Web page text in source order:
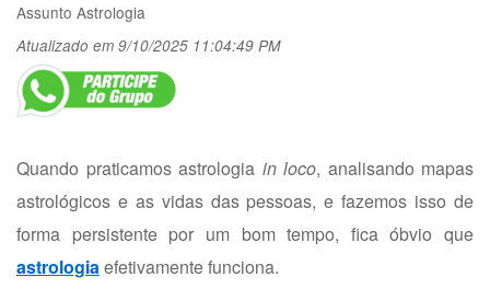
Assunto Astrologia
Atualizado em 9/10/2025 11:04:49 PM
Quando praticamos astrologia in loco, analisando mapas
astrológicos e as vidas das pessoas, e fazemos isso de
forma persistente por um bom tempo, fica óbvio que
astrologiaefetivamente funciona.